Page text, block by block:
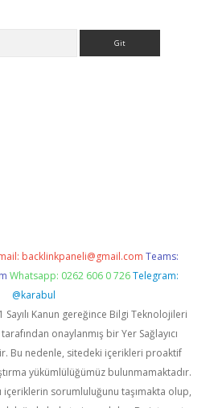
backlinkpaneli@gmail.com Teams:
Whatsapp: 0262 606 0 726 Telegram:
@karabul
Sayılı Kanun gereğince Bilgi Teknolojileri
onaylanmış bir Yer Sağlayıcı
Bu nedenle, sitedeki içerikleri proaktif
yükümlülüğümüz bulunmamaktadır.
içeriklerin sorumluluğunu taşımakta olup,